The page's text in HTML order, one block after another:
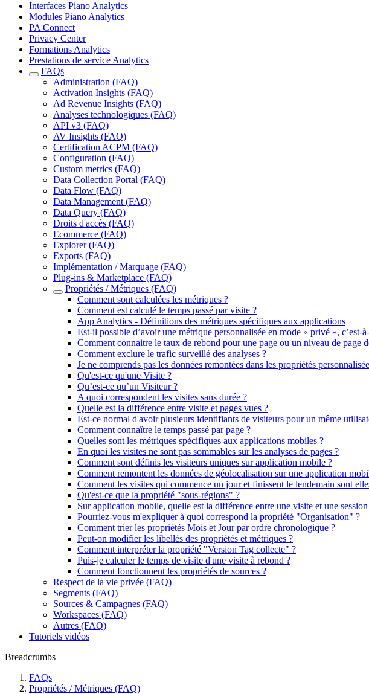
Interfaces Piano Analytics
Modules Piano Analytics
PA Connect
Privacy Center
Formations Analytics
Prestations de service Analytics
FAQs
Administration (FAQ)
Activation Insights (FAQ)
Ad Revenue Insights (FAQ)
Analyses technologiques (FAQ)
API v3 (FAQ)
AV Insights (FAQ)
Certification ACPM (FAQ)
Configuration (FAQ)
Custom metrics (FAQ)
Data Collection Portal (FAQ)
Data Flow (FAQ)
Data Management (FAQ)
Data Query (FAQ)
Droits d'accès (FAQ)
Ecommerce (FAQ)
Explorer (FAQ)
Exports (FAQ)
Implémentation / Marquage (FAQ)
Plug-ins & Marketplace (FAQ)
Propriétés / Métriques (FAQ)
Comment sont calculées les métriques ?
Comment est calculé le temps passé par visite ?
App Analytics - Définitions des métriques spécifiques aux applications
Est-il possible d’avoir une métrique personnalisée en mode « privé », c’est-
Comment connaitre le taux de rebond pour une page ou un niveau de page
Comment exclure le trafic surveillé des analyses ?
Je ne comprends pas les données remontées dans les propriétés
Qu'est-ce qu'une Visite ?
Qu’est-ce qu’un Visiteur ?
A quoi correspondent les visites sans durée ?
Quelle est la différence entre visite et pages vues ?
Est-ce normal d'avoir plusieurs identifiants de visiteurs pour un même
Comment connaître le temps passé par page ?
Quelles sont les métriques spécifiques aux applications mobiles ?
En quoi les visites ne sont pas sommables sur les analyses de pages ?
Comment sont définis les visiteurs uniques sur application mobile ?
Comment remontent les données de géolocalisation sur une application
Comment les visites qui commence un jour et finissent le lendemain sont
Qu'est-ce que la propriété "sous-régions" ?
Sur application mobile, quelle est la différence entre une visite et une session
Pourriez-vous m'expliquer à quoi correspond la propriété "Organisation" ?
Comment trier les propriétés Mois et Jour par ordre chronologique ?
Peut-on modifier les libellés des propriétés et métriques ?
Comment interpréter la propriété "Version Tag collecte" ?
Puis-je calculer le temps de visite d'une visite à rebond ?
Comment fonctionnent les propriétés de sources ?
Respect de la vie privée (FAQ)
Segments (FAQ)
Sources & Campagnes (FAQ)
Workspaces (FAQ)
Autres (FAQ)
Tutoriels vidéos
Breadcrumbs
FAQs
Propriétés / Métriques (FAQ)